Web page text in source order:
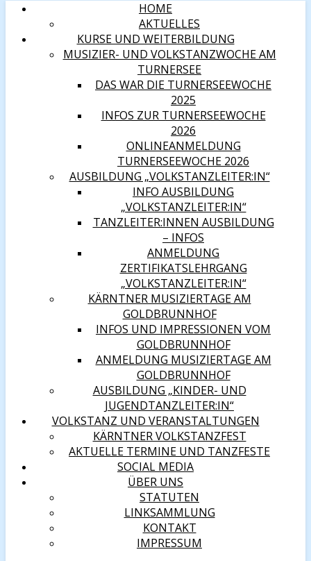
HOME
AKTUELLES
KURSE UND WEITERBILDUNG
MUSIZIER- UND VOLKSTANZWOCHE AM
TURNERSEE
DAS WAR DIE TURNERSEEWOCHE
2025
INFOS ZUR TURNERSEEWOCHE
2026
ONLINEANMELDUNG
TURNERSEEWOCHE 2026
AUSBILDUNG „VOLKSTANZLEITER:IN“
INFO AUSBILDUNG
„VOLKSTANZLEITER:IN“
TANZLEITER:INNEN AUSBILDUNG
– INFOS
ANMELDUNG
ZERTIFIKATSLEHRGANG
„VOLKSTANZLEITER:IN“
KÄRNTNER MUSIZIERTAGE AM
GOLDBRUNNHOF
INFOS UND IMPRESSIONEN VOM
GOLDBRUNNHOF
ANMELDUNG MUSIZIERTAGE AM
GOLDBRUNNHOF
AUSBILDUNG „KINDER- UND
JUGENDTANZLEITER:IN“
VOLKSTANZ UND VERANSTALTUNGEN
KÄRNTNER VOLKSTANZFEST
AKTUELLE TERMINE UND TANZFESTE
SOCIAL MEDIA
ÜBER UNS
STATUTEN
LINKSAMMLUNG
KONTAKT
IMPRESSUM